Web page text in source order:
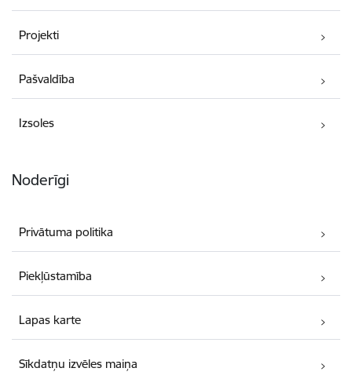
Projekti
Pašvaldība
Izsoles
Noderīgi
Privātuma politika
Piekļūstamība
Lapas karte
Sīkdatņu izvēles maiņa